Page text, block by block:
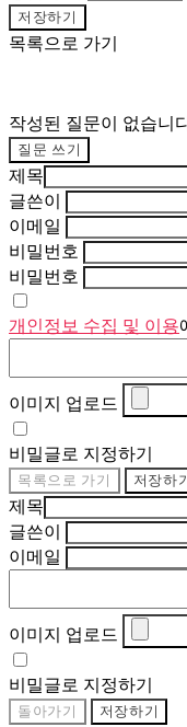
저장하기
목록으로 가기
작성된 질문이 없습니
질문 쓰기
제목
글쓴이
이메일
비밀번호
비밀번호
개인정보 수집 및 이용
이미지 업로드
비밀글로 지정하기
목록으로 가기 저장하
제목
글쓴이
이메일
이미지 업로드
비밀글로 지정하기
돌아가기 저장하기